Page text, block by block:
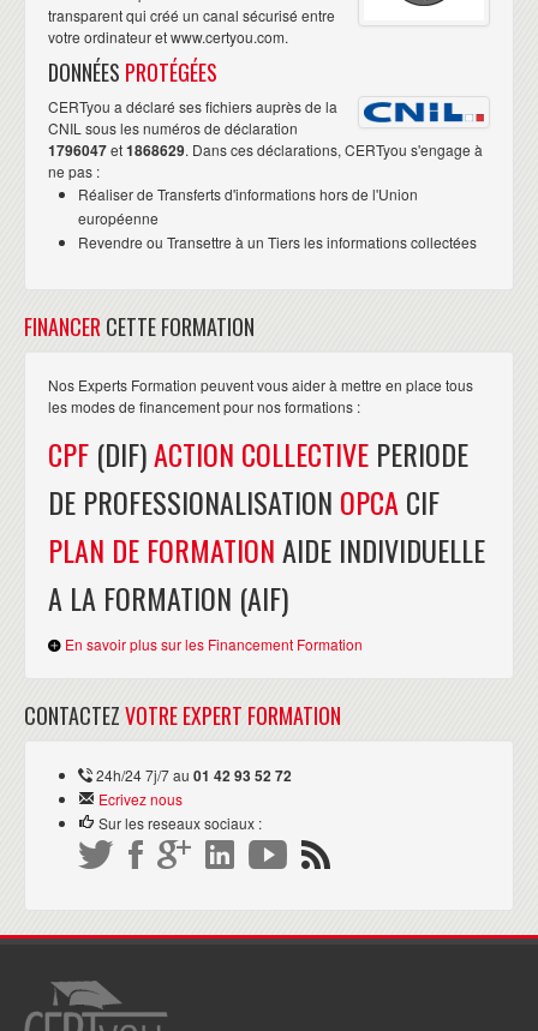
transparent qui créé un canal sécurisé entre
votre ordinateur et www.certyou.com.
DONNÉES PROTÉGÉES
CERTyou a déclaré ses fichiers auprès de la
CNIL sous les numéros de déclaration
1796047et1868629. Dans ces déclarations, CERTyou s'engage à
ne pas :
Réaliser de Transferts d'informations hors de l'Union
européenne
Revendre ou Transettre à un Tiers les informations collectées
FINANCER CETTE FORMATION
Nos Experts Formation peuvent vous aider à mettre en place tous
les modes de financement pour nos formations :
CPF (DIF)ACTION COLLECTIVE PERIODE
DE PROFESSIONALISATION OPCA CIF
PLAN DE FORMATIONAIDE INDIVIDUELLE
A LA FORMATION (AIF)
En savoir plus sur les Financement Formation
CONTACTEZVOTRE EXPERT FORMATION
24h/24 7j/7 au 01 42 93 52 72
Ecrivez nous
Sur les reseaux sociaux :